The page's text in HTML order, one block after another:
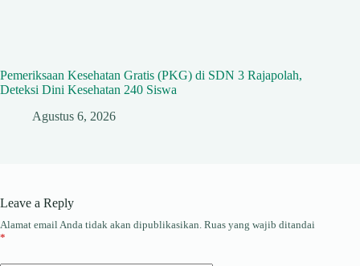
Pemeriksaan Kesehatan Gratis (PKG) di SDN 3 Rajapolah,
Deteksi Dini Kesehatan 240 Siswa
Agustus 6, 2026
Leave a Reply
Alamat email Anda tidak akan dipublikasikan. Ruas yang wajib ditandai
*